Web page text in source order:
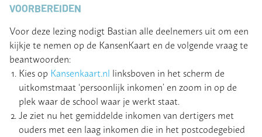
VOORBEREIDEN
Voor deze lezing nodigt Bastian alle deelnemers uit om een
kijkje te nemen op de KansenKaart en de volgende vraag te
beantwoorden:
Kies op Kansenkaart.nl linksboven in het scherm de
uitkomstmaat ‘persoonlijk inkomen’ en zoom in op de
plek waar de school waar je werkt staat.
Je ziet nu het gemiddelde inkomen van dertigers met
ouders met een laag inkomen die in het postcodegebied